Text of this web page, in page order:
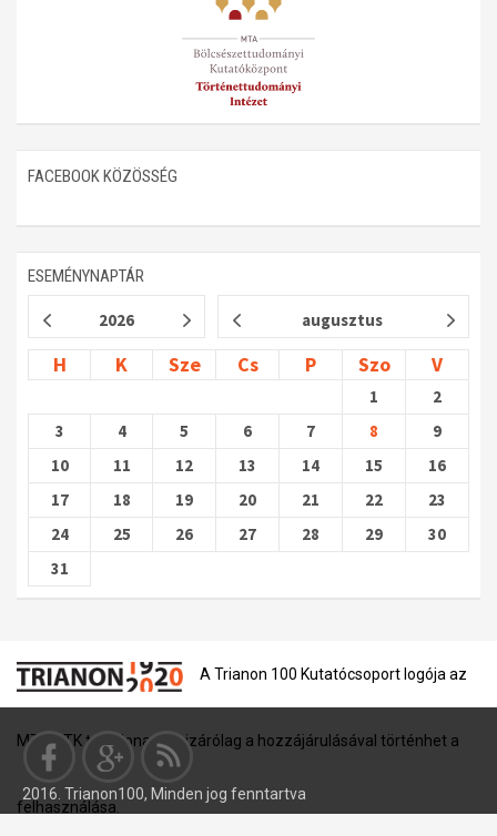
FACEBOOK KÖZÖSSÉG
ESEMÉNYNAPTÁR
2026 augusztus
H K Sze Cs P Szo V
1
2
3
4 5 6 7 8
9
10
11 12 13 14 15
16
17
18 19 20 21 22
23
24
25 26 27 28 29
30
31
A Trianon 100 Kutatócsoport logója az
MTA BTK tulajdona, és kizárólag a hozzájárulásával történhet a
felhasználása.
2016. Trianon100, Minden jog fenntartva